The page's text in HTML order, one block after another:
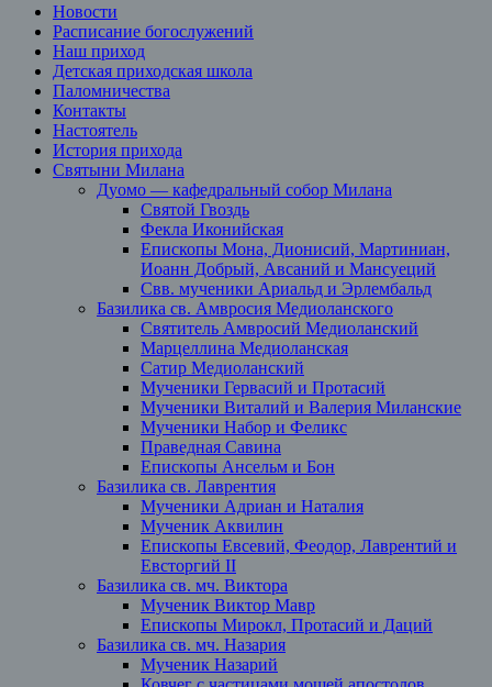
Новости
Расписание богослужений
Наш приход
Детская приходская школа
Паломничества
Контакты
Настоятель
История прихода
Святыни Милана
Дуомо — кафедральный собор Милана
Святой Гвоздь
Фекла Иконийская
Епископы Мона, Дионисий, Мартиниан,
Иоанн Добрый, Авсаний и Мансуеций
Свв. мученики Ариальд и Эрлембальд
Базилика св. Амвросия Медиоланского
Святитель Амвросий Медиоланский
Марцеллина Медиоланская
Сатир Медиоланский
Мученики Гервасий и Протасий
Мученики Виталий и Валерия Миланские
Мученики Набор и Феликс
Праведная Савина
Епископы Ансельм и Бон
Базилика св. Лаврентия
Мученики Адриан и Наталия
Мученик Аквилин
Епископы Евсевий, Феодор, Лаврентий и
Евсторгий II
Базилика св. мч. Виктора
Мученик Виктор Мавр
Епископы Мирокл, Протасий и Даций
Базилика св. мч. Назария
Мученик Назарий